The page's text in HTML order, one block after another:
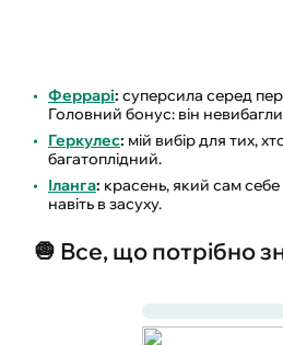
Феррарі: суперсила серед
Головний бонус: він
Геркулес: мій вибір для тих,
багатоплідний.
Іланга: красень, який сам
навіть в засуху.
🧅 Все, що потрібно